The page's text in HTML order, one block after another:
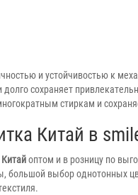
и устойчивостью к
сохраняет
стиркам и
Китай в
оптом и в розницу по
большой выбор однотонных